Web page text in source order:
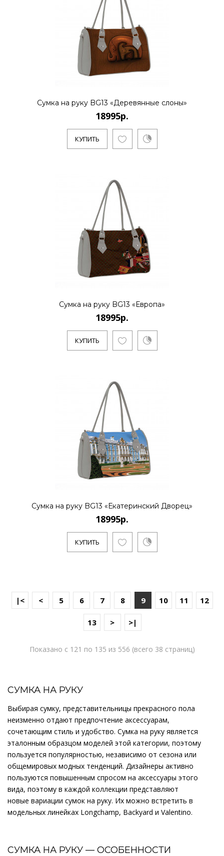
Сумка на руку BG13 «Деревянные слоны»
18995р.
КУПИТЬ
Сумка на руку BG13 «Европа»
18995р.
КУПИТЬ
Сумка на руку BG13 «Екатеринский Дворец»
18995р.
КУПИТЬ
|< < 5 6 7 8 9 10 11 12
13 > >|
Показано с 121 по 135 из 556 (всего 38 страниц)
СУМКА НА РУКУ
Выбирая сумку, представительницы прекрасного пола
неизменно отдают предпочтение аксессуарам,
сочетающим стиль и удобство. Сумка на руку является
эталонным образцом моделей этой категории, поэтому
пользуется популярностью, независимо от сезона или
общемировых модных тенденций. Дизайнеры активно
пользуются повышенным спросом на аксессуары этого
вида, поэтому в каждой коллекции представляют
новые вариации сумок на руку. Их можно встретить в
модельных линейках Longchamp, Backyard и Valentino.
СУМКА НА РУКУ — ОСОБЕННОСТИ